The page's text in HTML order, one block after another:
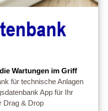
Wartungen im Griff
für technische Anlagen
App für Ihr
Drag & Drop